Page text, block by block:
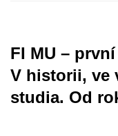
FI MU –
V historii, ve
studia. Od